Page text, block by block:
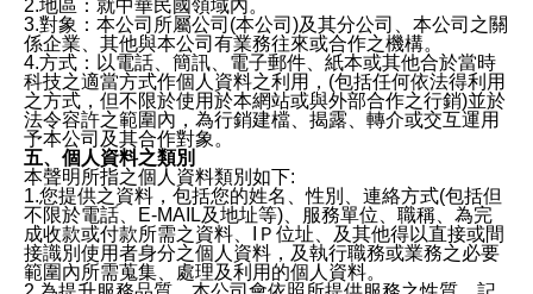
2.地區：就中華民國領域內。
3.對象：本公司所屬公司(本公司)及其分公司、本公司之關
係企業、其他與本公司有業務往來或合作之機構。
4.方式：以電話、簡訊、電子郵件、紙本或其他合於當時
科技之適當方式作個人資料之利用，(包括任何依法得利用
之方式，但不限於使用於本網站或與外部合作之行銷)並於
法令容許之範圍內，為行銷建檔、揭露、轉介或交互運用
予本公司及其合作對象。
五、個人資料之類別
本聲明所指之個人資料類別如下:
1.您提供之資料，包括您的姓名、性別、連絡方式(包括但
不限於電話、E-MAIL及地址等)、服務單位、職稱、為完
成收款或付款所需之資料、IＰ位址、及其他得以直接或間
接識別使用者身分之個人資料，及執行職務或業務之必要
範圍內所需蒐集、處理及利用的個人資料。